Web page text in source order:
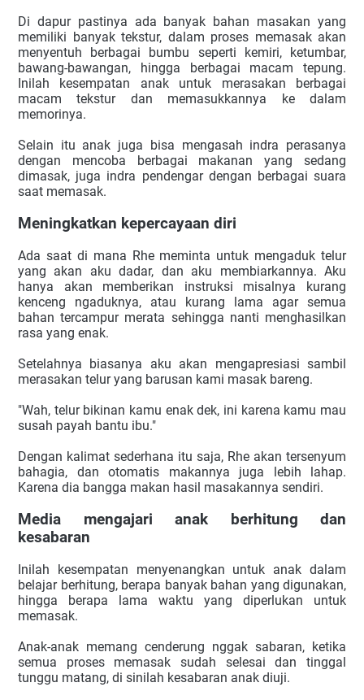
Di dapur pastinya ada banyak bahan masakan yang
memiliki banyak tekstur, dalam proses memasak akan
menyentuh berbagai bumbu seperti kemiri, ketumbar,
bawang-bawangan, hingga berbagai macam tepung.
Inilah kesempatan anak untuk merasakan berbagai
macam tekstur dan memasukkannya ke dalam
memorinya.
Selain itu anak juga bisa mengasah indra perasanya
dengan mencoba berbagai makanan yang sedang
dimasak, juga indra pendengar dengan berbagai suara
saat memasak.
Meningkatkan kepercayaan diri
Ada saat di mana Rhe meminta untuk mengaduk telur
yang akan aku dadar, dan aku membiarkannya. Aku
hanya akan memberikan instruksi misalnya kurang
kenceng ngaduknya, atau kurang lama agar semua
bahan tercampur merata sehingga nanti menghasilkan
rasa yang enak.
Setelahnya biasanya aku akan mengapresiasi sambil
merasakan telur yang barusan kami masak bareng.
"Wah, telur bikinan kamu enak dek, ini karena kamu mau
susah payah bantu ibu."
Dengan kalimat sederhana itu saja, Rhe akan tersenyum
bahagia, dan otomatis makannya juga lebih lahap.
Karena dia bangga makan hasil masakannya sendiri.
Media mengajari anak berhitung dan
kesabaran
Inilah kesempatan menyenangkan untuk anak dalam
belajar berhitung, berapa banyak bahan yang digunakan,
hingga berapa lama waktu yang diperlukan untuk
memasak.
Anak-anak memang cenderung nggak sabaran, ketika
semua proses memasak sudah selesai dan tinggal
tunggu matang, di sinilah kesabaran anak diuji.